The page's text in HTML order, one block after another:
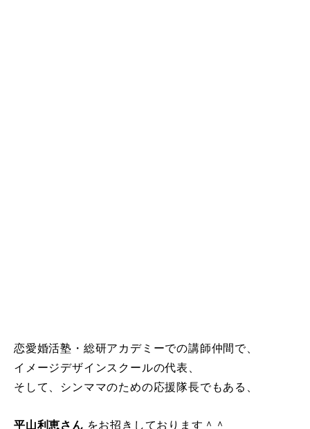
恋愛婚活塾・総研アカデミーでの講師仲間で、
イメージデザインスクールの代表、
そして、シンママのための応援隊長でもある、
平山利恵さん をお招きしております＾＾